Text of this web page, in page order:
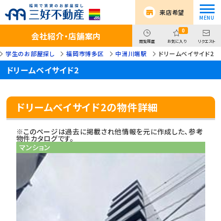
来店希望
会社紹介・店舗案内 閲覧履歴
0
お気に入り リクエスト
学生のお部屋探し 福岡市博多区 中洲川端駅 ドリームベイサイド2
ドリームベイサイド2
ドリームベイサイド2の物件詳細
※このページは過去に掲載され他情報を元に作成した、参考
物件カタログです。
マンション